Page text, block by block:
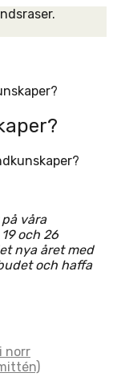
våra
och 26
nya året med
och haffa
norr